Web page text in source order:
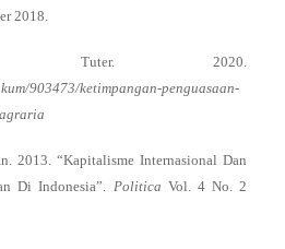
2018.
Tuter. 2020.
903473/ketimpangan-penguasaan-
2013. “Kapitalisme Internasional Dan
Di Indonesia”. Politica Vol. 4 No. 2